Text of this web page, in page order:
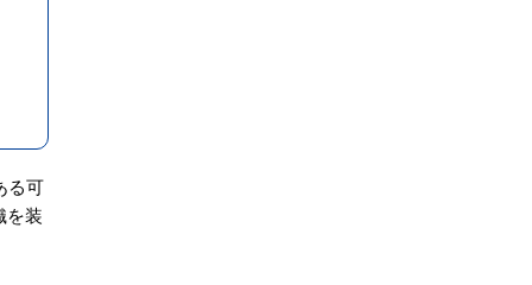
る可
を装